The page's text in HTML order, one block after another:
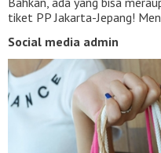
tiket PP Jakarta-Jepang!
Social media admin